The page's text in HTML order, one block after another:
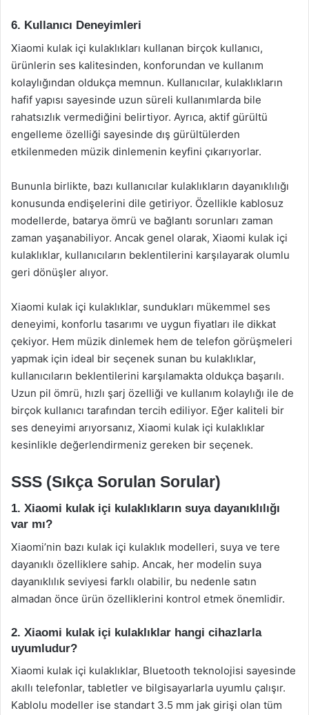
6. Kullanıcı Deneyimleri
Xiaomi kulak içi kulaklıkları kullanan birçok kullanıcı,
ürünlerin ses kalitesinden, konforundan ve kullanım
kolaylığından oldukça memnun. Kullanıcılar, kulaklıkların
hafif yapısı sayesinde uzun süreli kullanımlarda bile
rahatsızlık vermediğini belirtiyor. Ayrıca, aktif gürültü
engelleme özelliği sayesinde dış gürültülerden
etkilenmeden müzik dinlemenin keyfini çıkarıyorlar.
Bununla birlikte, bazı kullanıcılar kulaklıkların dayanıklılığı
konusunda endişelerini dile getiriyor. Özellikle kablosuz
modellerde, batarya ömrü ve bağlantı sorunları zaman
zaman yaşanabiliyor. Ancak genel olarak, Xiaomi kulak içi
kulaklıklar, kullanıcıların beklentilerini karşılayarak olumlu
geri dönüşler alıyor.
Xiaomi kulak içi kulaklıklar, sundukları mükemmel ses
deneyimi, konforlu tasarımı ve uygun fiyatları ile dikkat
çekiyor. Hem müzik dinlemek hem de telefon görüşmeleri
yapmak için ideal bir seçenek sunan bu kulaklıklar,
kullanıcıların beklentilerini karşılamakta oldukça başarılı.
Uzun pil ömrü, hızlı şarj özelliği ve kullanım kolaylığı ile de
birçok kullanıcı tarafından tercih ediliyor. Eğer kaliteli bir
ses deneyimi arıyorsanız, Xiaomi kulak içi kulaklıklar
kesinlikle değerlendirmeniz gereken bir seçenek.
SSS (Sıkça Sorulan Sorular)
1. Xiaomi kulak içi kulaklıkların suya dayanıklılığı
var mı?
Xiaomi’nin bazı kulak içi kulaklık modelleri, suya ve tere
dayanıklı özelliklere sahip. Ancak, her modelin suya
dayanıklılık seviyesi farklı olabilir, bu nedenle satın
almadan önce ürün özelliklerini kontrol etmek önemlidir.
2. Xiaomi kulak içi kulaklıklar hangi cihazlarla
uyumludur?
Xiaomi kulak içi kulaklıklar, Bluetooth teknolojisi sayesinde
akıllı telefonlar, tabletler ve bilgisayarlarla uyumlu çalışır.
Kablolu modeller ise standart 3.5 mm jak girişi olan tüm